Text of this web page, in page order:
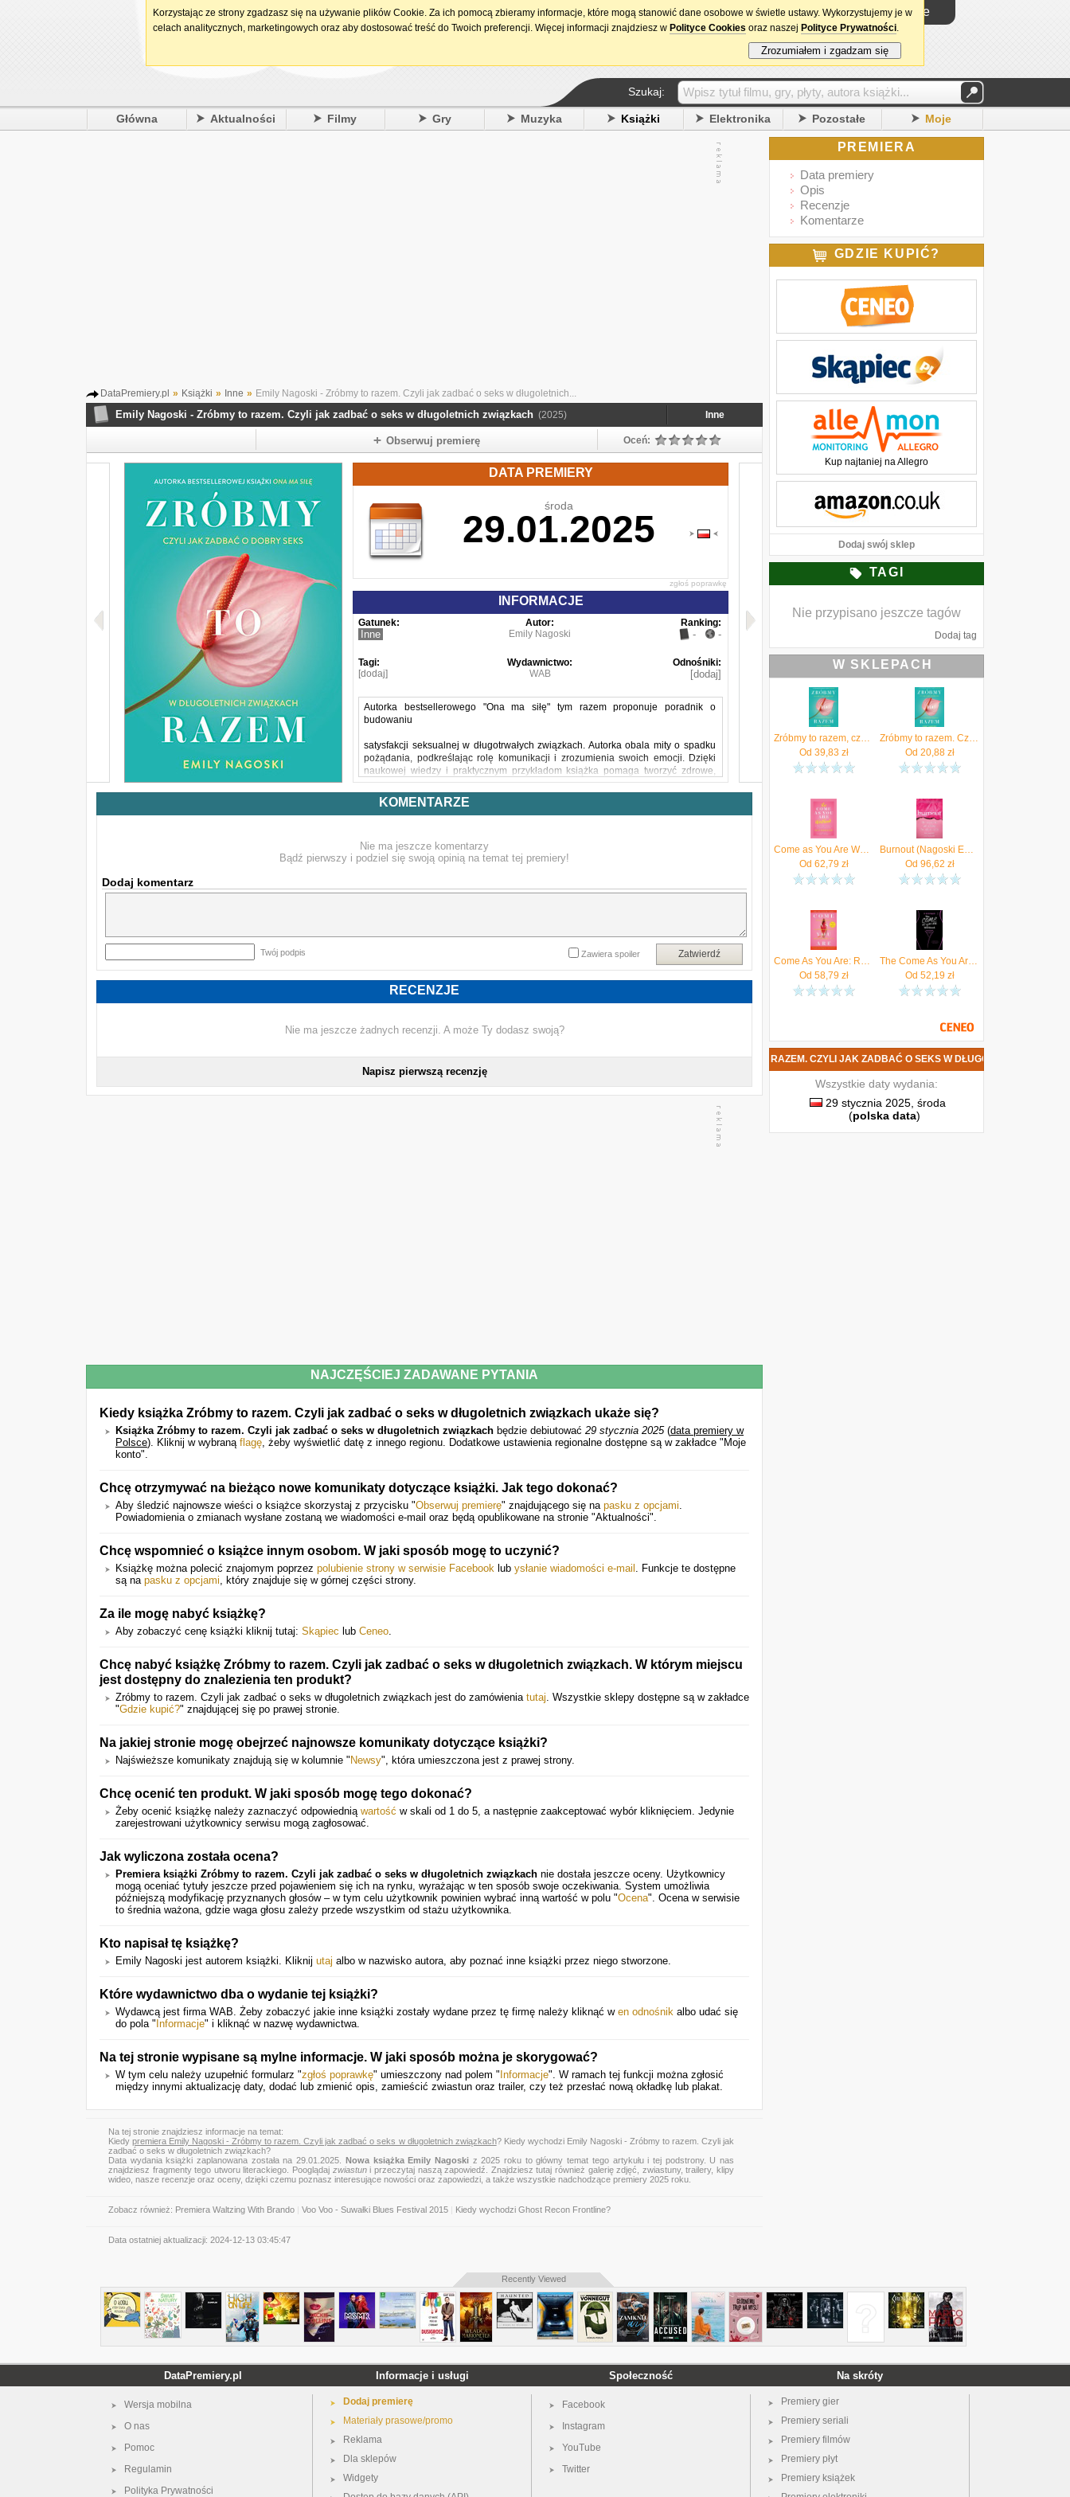
15. urodziny DataPremiery.pl Logowanie
Szukaj:
Główna Aktualności Filmy Gry Muzyka Książki Elektronika Pozostałe Moje
DataPremiery.pl » Książki » Inne » Emily Nagoski - Zróbmy to razem. Czyli jak zadbać o seks w długoletnich...
Emily Nagoski - Zróbmy to razem. Czyli jak zadbać o seks w długoletnich związkach (2025) Inne
Obserwuj premierę Oceń:
DATA PREMIERY
środa
29.01.2025
zgłoś poprawkę
INFORMACJE
Gatunek:
Inne
Autor:
Emily Nagoski
Ranking:
- -
Tagi:
[dodaj]
Wydawnictwo:
WAB
Odnośniki:
[dodaj]
Autorka bestsellerowego "Ona ma siłę" tym razem proponuje poradnik o
budowaniu
satysfakcji seksualnej w długotrwałych związkach. Autorka obala mity o spadku
pożądania, podkreślając rolę komunikacji i zrozumienia swoich emocji. Dzięki
naukowej wiedzy i praktycznym przykładom książka pomaga tworzyć zdrowe,
intymne relacje.
KOMENTARZE
Nie ma jeszcze komentarzy
Bądź pierwszy i podziel się swoją opinią na temat tej premiery!
Dodaj komentarz
Twój podpis Zatwierdź
Zawiera spoiler
RECENZJE
Nie ma jeszcze żadnych recenzji. A może Ty dodasz swoją?
Napisz pierwszą recenzję
NAJCZĘŚCIEJ ZADAWANE PYTANIA
Kiedy książka Zróbmy to razem. Czyli jak zadbać o seks w długoletnich związkach ukaże się?
Książka Zróbmy to razem. Czyli jak zadbać o seks w długoletnich związkach będzie debiutować 29 stycznia 2025(data premiery w
Polsce). Kliknij w wybraną flagę, żeby wyświetlić datę z innego regionu. Dodatkowe ustawienia regionalne dostępne są w zakładce "Moje
konto".
Chcę otrzymywać na bieżąco nowe komunikaty dotyczące książki. Jak tego dokonać?
Aby śledzić najnowsze wieści o książce skorzystaj z przycisku "Obserwuj premierę" znajdującego się na pasku z opcjami.
Powiadomienia o zmianach wysłane zostaną we wiadomości e-mail oraz będą opublikowane na stronie "Aktualności".
Chcę wspomnieć o książce innym osobom. W jaki sposób mogę to uczynić?
Książkę można polecić znajomym poprzez polubienie strony w serwisie Facebook lub ysłanie wiadomości e-mail . Funkcje te dostępne
są na pasku z opcjami, który znajduje się w górnej części strony.
Za ile mogę nabyć książkę?
Aby zobaczyć cenę książki kliknij tutaj: Skąpiec lub Ceneo.
Chcę nabyć książkę Zróbmy to razem. Czyli jak zadbać o seks w długoletnich związkach. W którym miejscu
jest dostępny do znalezienia ten produkt?
Zróbmy to razem. Czyli jak zadbać o seks w długoletnich związkach jest do zamówienia tutaj. Wszystkie sklepy dostępne są w zakładce
"Gdzie kupić?" znajdującej się po prawej stronie.
Na jakiej stronie mogę obejrzeć najnowsze komunikaty dotyczące książki?
Najświeższe komunikaty znajdują się w kolumnie " Newsy", która umieszczona jest z prawej strony.
Chcę ocenić ten produkt. W jaki sposób mogę tego dokonać?
Żeby ocenić książkę należy zaznaczyć odpowiednią wartość w skali od 1 do 5, a następnie zaakceptować wybór kliknięciem. Jedynie
zarejestrowani użytkownicy serwisu mogą zagłosować.
Jak wyliczona została ocena?
Premiera książki Zróbmy to razem. Czyli jak zadbać o seks w długoletnich związkach nie dostała jeszcze oceny. Użytkownicy
mogą oceniać tytuły jeszcze przed pojawieniem się ich na rynku, wyrażając w ten sposób swoje oczekiwania. System umożliwia
późniejszą modyfikację przyznanych głosów – w tym celu użytkownik powinien wybrać inną wartość w polu "Ocena". Ocena w serwisie
to średnia ważona, gdzie waga głosu zależy przede wszystkim od stażu użytkownika.
Kto napisał tę książkę?
Emily Nagoski jest autorem książki. Kliknij utaj albo w nazwisko autora, aby poznać inne książki przez niego stworzone.
Które wydawnictwo dba o wydanie tej książki?
Wydawcą jest firma WAB. Żeby zobaczyć jakie inne książki zostały wydane przez tę firmę należy kliknąć w en odnośnik albo udać się
do pola " Informacje" i kliknąć w nazwę wydawnictwa.
Na tej stronie wypisane są mylne informacje. W jaki sposób można je skorygować?
W tym celu należy uzupełnić formularz "zgłoś poprawkę" umieszczony nad polem " Informacje". W ramach tej funkcji można zgłosić
między innymi aktualizację daty, dodać lub zmienić opis, zamieścić zwiastun oraz trailer, czy też przesłać nową okładkę lub plakat.
Na tej stronie znajdziesz informacje na temat:
Kiedypremiera Emily Nagoski - Zróbmy to razem. Czyli jak zadbać o seks w długoletnich związkach? Kiedy wychodzi Emily Nagoski - Zróbmy to razem. Czyli jak
zadbać o seks w długoletnich związkach?
Data wydania książki zaplanowana została na 29.01.2025. Nowa książka Emily Nagoskiz 2025 roku to główny temat tego artykułu i tej podstrony. U nas
znajdziesz fragmenty tego utworu literackiego. Pooglądaj zwiastuni przeczytaj naszą zapowiedź. Znajdziesz tutaj również galerię zdjęć, zwiastuny, trailery, klipy
wideo, nasze recenzje oraz oceny, dzięki czemu poznasz interesujące nowości oraz zapowiedzi, a także wszystkie nadchodzące premiery 2025 roku.
Zobacz również: Premiera Waltzing With Brando Voo Voo - Suwałki Blues Festival 2015 Kiedy wychodzi Ghost Recon Frontline?
Data ostatniej aktualizacji: 2024-12-13 03:45:47
PREMIERA
Data premiery
Opis
Recenzje
Komentarze
GDZIE KUPIĆ?
Kup najtaniej na Allegro
Dodaj swój sklep
TAGI
Nie przypisano jeszcze tagów
Dodaj tag
W SKLEPACH
Zróbmy to razem, czyli jak zadbać o seks w długoletnich związkach
Od 39,83 zł
Zróbmy to razem. Czyli jak zadbać o seks w długoletnich związkach
Od 20,88zł
Come as You Are Workbook (Nagoski Emily)
Od 62,79 zł
Burnout (Nagoski Emily)
Od 96,62 zł
Come As You Are: Revised and Updated
Od 58,79 zł
The Come As You Are Workbook Nagoski Emily
Od 52,19 zł
NOWA KSIĄŻKA EMILY NAGOSKI - ZRÓBMY TO RAZEM. CZYLI JAK ZADBAĆ O SEKS W DŁUGOLETNICH ZWIĄZKACH DATA
Wszystkie daty wydania:
29 stycznia 2025, środa
(polska data)
Recently Viewed
DataPremiery.pl
Wersja mobilna
O nas
Pomoc
Regulamin
Polityka Prywatności
Informacje i usługi
Dodaj premierę
Materiały prasowe/promo
Reklama
Dla sklepów
Widgety
Społeczność
Facebook
Instagram
YouTube
Twitter
Na skróty
Premiery gier
Premiery seriali
Premiery filmów
Premiery płyt
Premiery książek
Korzystając ze strony zgadzasz się na używanie plików Cookie. Za ich pomocą zbieramy informacje, które mogą stanowić dane osobowe w świetle ustawy. Wykorzystujemy je w
celach analitycznych, marketingowych oraz aby dostosować treść do Twoich preferencji. Więcej informacji znajdziesz w Polityce Cookies oraz naszej Polityce Prywatności.
Zrozumiałem i zgadzam się